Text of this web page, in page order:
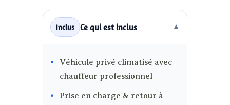
Inclus Ce qui est inclus ▼
Véhicule privé climatisé avec
chauffeur professionnel
Prise en charge & retour à